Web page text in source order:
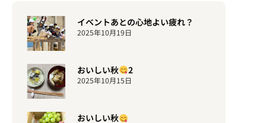
イベントあとの心地よい疲れ？
2025年10月19日
おいしい秋 2
2025年10月15日
おいしい秋